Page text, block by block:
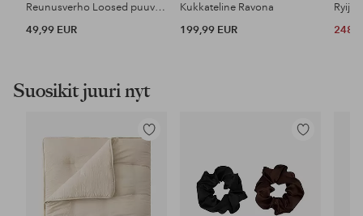
Reunusverho Loosed puuvilla percale
49,99 EUR
Kukkateline Ravona
199,99 EUR
248
Suosikit juuri nyt
Lisää
Lisää